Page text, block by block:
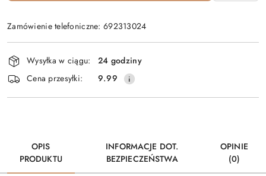
Zamówienie telefoniczne: 692313024
Dostępność
i
dostawa
Wysyłka w ciągu:
24 godziny
Cena przesyłki:
9.99
OPIS
PRODUKTU
INFORMACJE DOT.
BEZPIECZEŃSTWA
OPINIE
(0)